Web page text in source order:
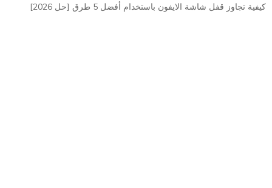
كيفية تجاوز قفل شاشة الايفون باستخدام أفضل 5 طرق [حل 2026]